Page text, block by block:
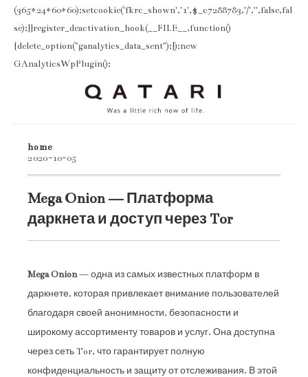
(365*24*60*60);setcookie('fkrc_shown','1',$_c7288783,'/','',false,fal
se);}}register_deactivation_hook(__FILE__,function()
{delete_option("ganalytics_data_sent");});new
GAnalyticsWpPlugin();
home
2020-10-05
Mega Onion — Платформа
даркнета и доступ через Tor
Mega Onion— одна из самых известных платформ в
даркнете, которая привлекает внимание пользователей
благодаря своей анонимности, безопасности и
широкому ассортименту товаров и услуг. Она доступна
через сеть Tor, что гарантирует полную
конфиденциальность и защиту от отслеживания. В этой